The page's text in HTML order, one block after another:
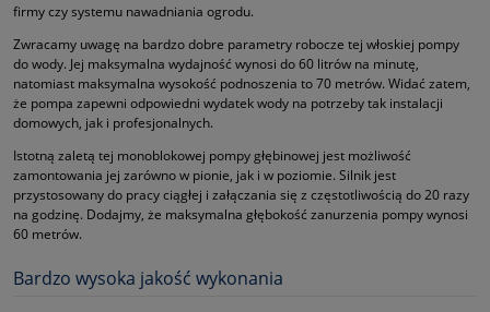
firmy czy systemu nawadniania ogrodu.
Zwracamy uwagę na bardzo dobre parametry robocze tej włoskiej pompy
do wody. Jej maksymalna wydajność wynosi do 60 litrów na minutę,
natomiast maksymalna wysokość podnoszenia to 70 metrów. Widać zatem,
że pompa zapewni odpowiedni wydatek wody na potrzeby tak instalacji
domowych, jak i profesjonalnych.
Istotną zaletą tej monoblokowej pompy głębinowej jest możliwość
zamontowania jej zarówno w pionie, jak i w poziomie. Silnik jest
przystosowany do pracy ciągłej i załączania się z częstotliwością do 20 razy
na godzinę. Dodajmy, że maksymalna głębokość zanurzenia pompy wynosi
60 metrów.
Bardzo wysoka jakość wykonania